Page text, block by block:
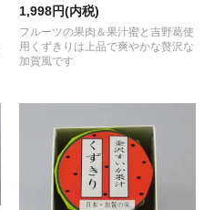
1,998円(内税)
フルーツの果肉＆果汁蜜と吉野葛使
用くずきりは上品で爽やかな贅沢な
加賀風です